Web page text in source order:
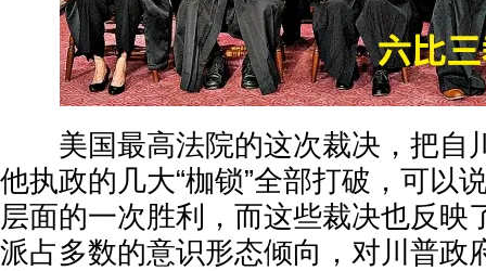
美国最高法院的这次裁决，把自
他执政的几大“枷锁”全部打破，可以
层面的一次胜利，而这些裁决也反映
派占多数的意识形态倾向，对川普政